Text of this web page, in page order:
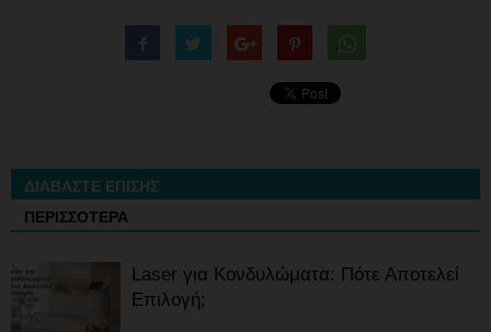
ΔΙΑΒΑΣΤΕ ΕΠΙΣΗΣ
ΠΕΡΙΣΣΟΤΕΡΑ
Laser για Κονδυλώματα: Πότε Αποτελεί
Επιλογή;